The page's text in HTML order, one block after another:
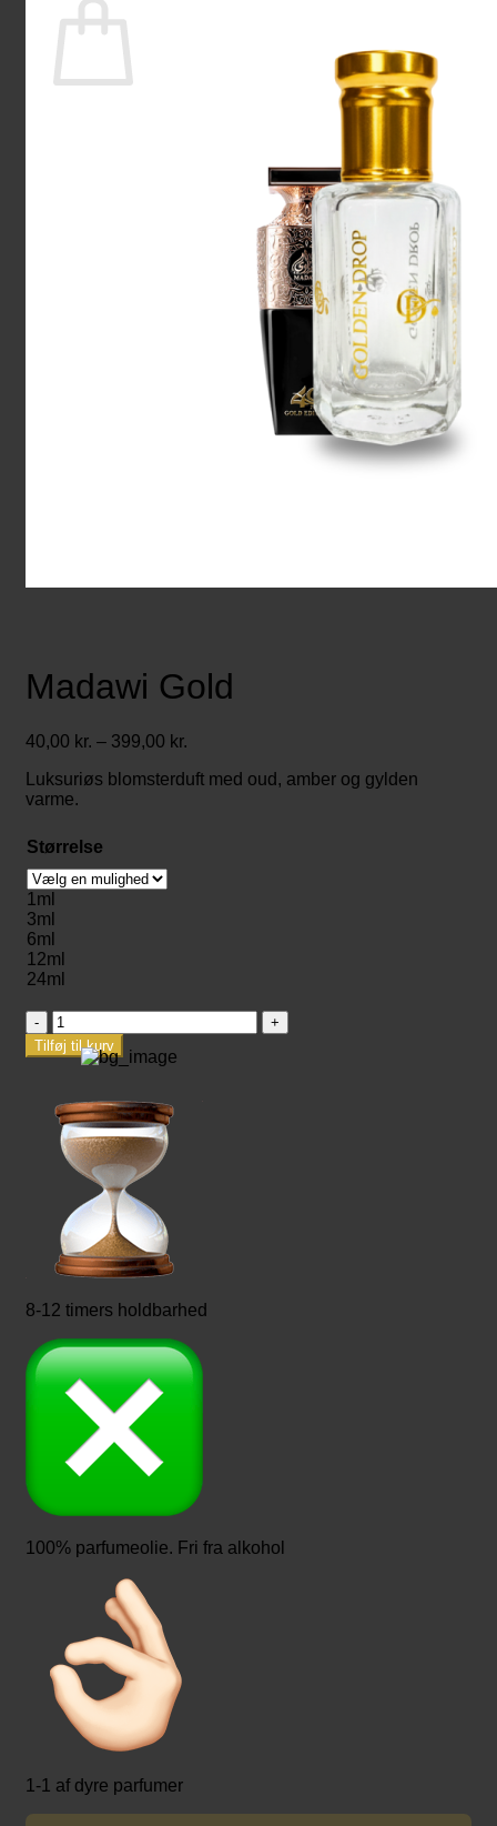
Madawi Gold
40,00 kr. – 399,00 kr.
til
Luksuriøs blomsterduft med oud, amber og gylden
varme.
Størrelse
1ml
3ml
6ml
12ml
24ml
Madawi
Gold
antal
Tilføj til kurv
8-12 timers holdbarhed
100% parfumeolie. Fri fra alkohol
1-1 af dyre parfumer